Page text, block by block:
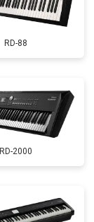
RD-88
RD-2000